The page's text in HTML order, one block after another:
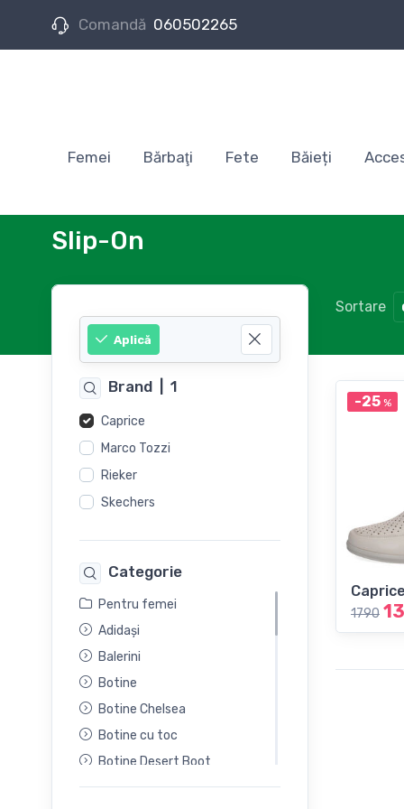
Comandă 060502265
Femei Bărbaţi Fete Băieți
Slip-On
Aplică
Brand 1
Caprice
Marco Tozzi
Rieker
Skechers
Categorie
Pentru femei
Adidași
Balerini
Botine
Botine Chelsea
Botine cu toc
Botine Desert Boot
Cizme
Sortare
-25%
Caprice
1790